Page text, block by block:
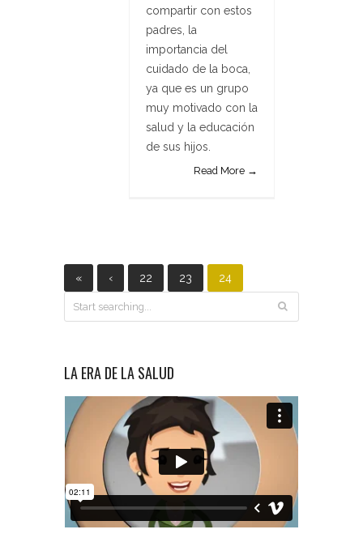
compartir con estos
padres, la
importancia del
cuidado de la boca,
ya que es un grupo
muy motivado con la
salud y la educación
de sus hijos.
Read More →
« ‹ 22 23 24
LA ERA DE LA SALUD